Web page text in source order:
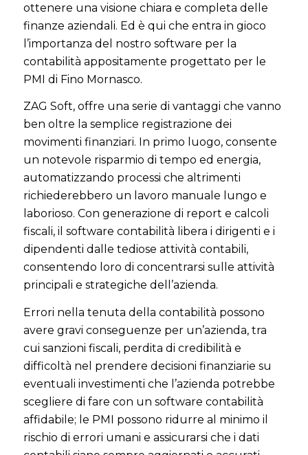
ottenere una visione chiara e completa delle
finanze aziendali. Ed è qui che entra in gioco
l’importanza del nostro software per la
contabilità appositamente progettato per le
PMI di Fino Mornasco.
ZAG Soft, offre una serie di vantaggi che vanno
ben oltre la semplice registrazione dei
movimenti finanziari. In primo luogo, consente
un notevole risparmio di tempo ed energia,
automatizzando processi che altrimenti
richiederebbero un lavoro manuale lungo e
laborioso. Con generazione di report e calcoli
fiscali, il software contabilità libera i dirigenti e i
dipendenti dalle tediose attività contabili,
consentendo loro di concentrarsi sulle attività
principali e strategiche dell’azienda.
Errori nella tenuta della contabilità possono
avere gravi conseguenze per un’azienda, tra
cui sanzioni fiscali, perdita di credibilità e
difficoltà nel prendere decisioni finanziarie su
eventuali investimenti che l’azienda potrebbe
scegliere di fare con un software contabilità
affidabile; le PMI possono ridurre al minimo il
rischio di errori umani e assicurarsi che i dati